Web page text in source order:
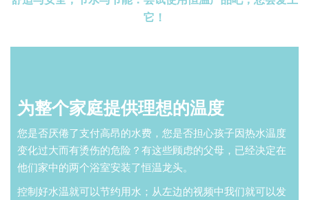
它！
为整个家庭提供理想的温度
您是否厌倦了支付高昂的水费，您是否担心孩子因热水温度
变化过大而有烫伤的危险？有这些顾虑的父母，已经决定在
他们家中的两个浴室安装了恒温龙头。
控制好水温就可以节约用水；从左边的视频中我们就可以发